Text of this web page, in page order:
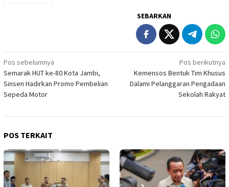
SEBARKAN
Navigasi
pos
Pos sebelumnya
Semarak HUT ke-80 Kota Jambi,
Sinsen Hadirkan Promo Pembelian
Sepeda Motor
Pos berikutnya
Kemensos Bentuk Tim Khusus
Dalami Pelanggaran Pengadaan
Sekolah Rakyat
POS TERKAIT